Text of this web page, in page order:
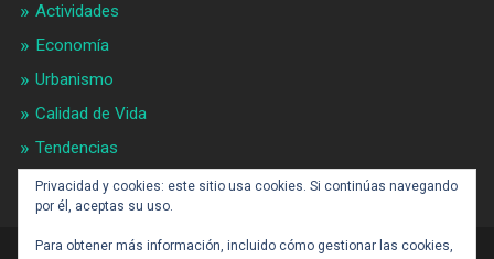
Actividades
Economía
Urbanismo
Calidad de Vida
Tendencias
Gran BCN
Privacidad y cookies: este sitio usa cookies. Si continúas navegando
por él, aceptas su uso.
Para obtener más información, incluido cómo gestionar las cookies,